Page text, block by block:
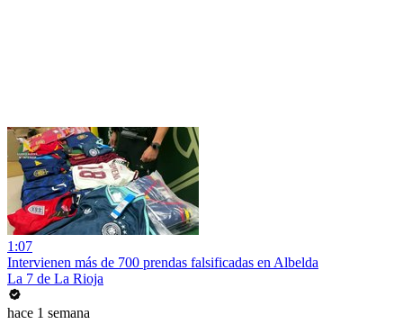
1:07
Intervienen más de 700 prendas falsificadas en Albelda
La 7 de La Rioja
hace 1 semana